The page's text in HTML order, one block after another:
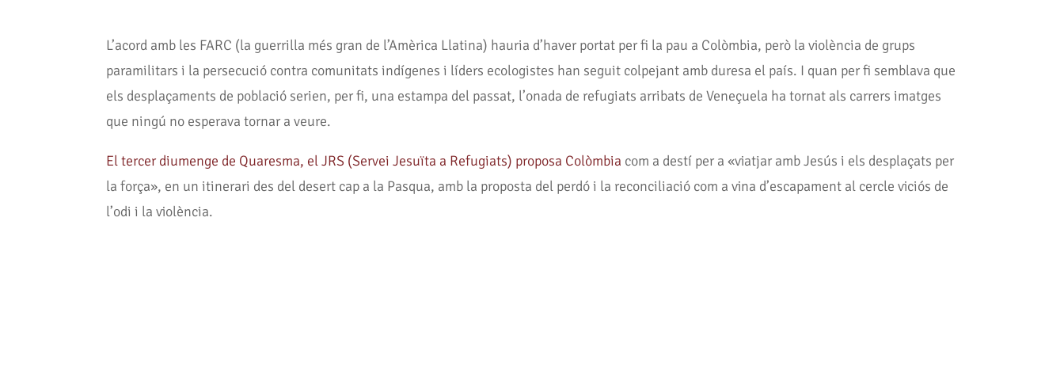
L’acord amb les FARC (la guerrilla més gran de l’Amèrica Llatina) hauria d’haver portat per fi la pau a Colòmbia, però la violència de grups
paramilitars i la persecució contra comunitats indígenes i líders ecologistes han seguit colpejant amb duresa el país. I quan per fi semblava que
els desplaçaments de població serien, per fi, una estampa del passat, l’onada de refugiats arribats de Veneçuela ha tornat als carrers imatges
que ningú no esperava tornar a veure.
El tercer diumenge de Quaresma, el JRS (Servei Jesuïta a Refugiats) proposa Colòmbia com a destí per a «viatjar amb Jesús i els desplaçats per
la força», en un itinerari des del desert cap a la Pasqua, amb la proposta del perdó i la reconciliació com a vina d’escapament al cercle viciós de
l’odi i la violència.